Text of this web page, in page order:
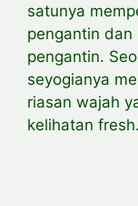
satunya
pengantin dan
pengantin.
seyogianya
riasan wajah
kelihatan fresh.